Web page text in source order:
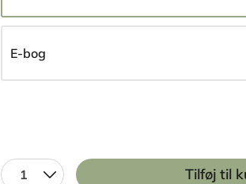
E-bog
1 Tilføj til